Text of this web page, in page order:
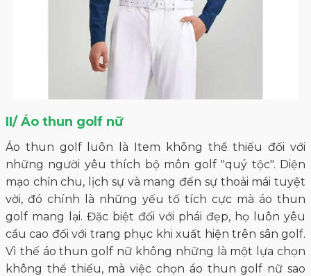
II/ Áo thun golf nữ
Áo thun golf luôn là Item không thể thiếu đối với
những người yêu thích bộ môn golf "quý tộc". Diện
mạo chỉn chu, lịch sự và mang đến sự thoải mái tuyệt
vời, đó chính là những yếu tố tích cực mà áo thun
golf mang lại. Đặc biệt đối với phái đẹp, họ luôn yêu
cầu cao đối với trang phục khi xuất hiện trên sân golf.
Vì thế áo thun golf nữ không những là một lựa chọn
không thể thiếu, mà việc chọn áo thun golf nữ sao